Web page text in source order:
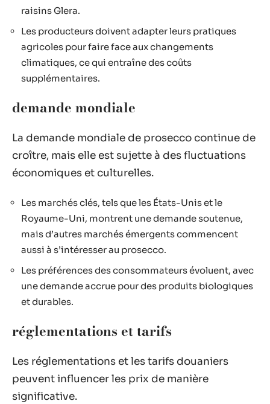
raisins Glera.
Les producteurs doivent adapter leurs pratiques
agricoles pour faire face aux changements
climatiques, ce qui entraîne des coûts
supplémentaires.
demande mondiale
La demande mondiale de prosecco continue de
croître, mais elle est sujette à des fluctuations
économiques et culturelles.
Les marchés clés, tels que les États-Unis et le
Royaume-Uni, montrent une demande soutenue,
mais d’autres marchés émergents commencent
aussi à s’intéresser au prosecco.
Les préférences des consommateurs évoluent, avec
une demande accrue pour des produits biologiques
et durables.
réglementations et tarifs
Les réglementations et les tarifs douaniers
peuvent influencer les prix de manière
significative.